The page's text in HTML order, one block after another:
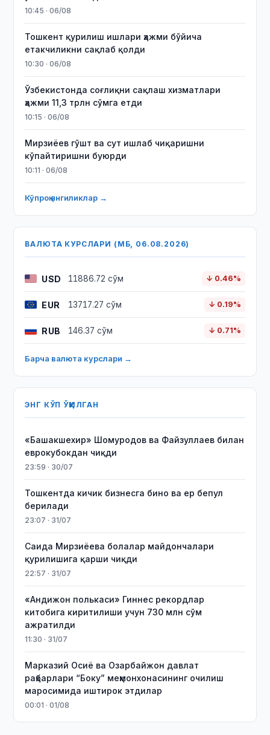
10:45 · 06/08
Тошкент қурилиш ишлари ҳажми бўйича
етакчиликни сақлаб қолди
10:30 · 06/08
Ўзбекистонда соғлиқни сақлаш хизматлари
ҳажми 11,3 трлн сўмга етди
10:15 · 06/08
Мирзиёев гўшт ва сут ишлаб чиқаришни
кўпайтиришни буюрди
10:11 · 06/08
Кўпроқ янгиликлар →
ВАЛЮТА КУРСЛАРИ (МБ, 06.08.2026)
USD 11886.72 сўм ↓ 0.46%
EUR 13717.27 сўм ↓ 0.19%
RUB 146.37 сўм ↓ 0.71%
Барча валюта курслари →
ЭНГ КЎП ЎҚИЛГАН
«Башакшехир» Шомуродов ва Файзуллаев билан
еврокубокдан чиқди
23:59 · 30/07
Тошкентда кичик бизнесга бино ва ер бепул
берилади
23:07 · 31/07
Саида Мирзиёева болалар майдончалари
қурилишига қарши чиқди
22:57 · 31/07
«Андижон полькаси» Гиннес рекордлар
китобига киритилиши учун 730 млн сўм
ажратилди
11:30 · 31/07
Марказий Осиё ва Озарбайжон давлат
раҳбарлари “Боку” меҳмонхонасининг очилиш
маросимида иштирок этдилар
00:01 · 01/08